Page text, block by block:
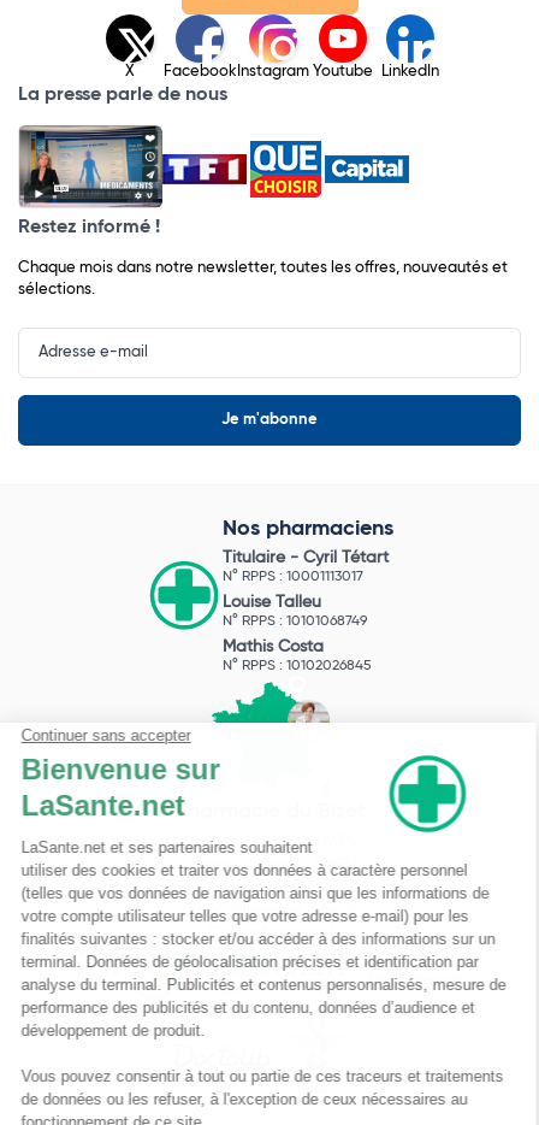
X Facebook Instagram Youtube LinkedIn
La presse parle de nous
Restez informé !
Chaque mois dans notre newsletter, toutes les offres, nouveautés et
sélections.
Input
Newsletter
Nos pharmaciens
Titulaire - Cyril Tétart
N° RPPS : 10001113017
Louise Talleu
N° RPPS : 10101068749
Mathis Costa
N° RPPS : 10102026845
Pharmacie du Bizet
Licence ARS : 590009874
Licence Ordinale : 126921
49 boulevard Bizet
59650 Villeneuve d'Ascq
Contactez-nous !